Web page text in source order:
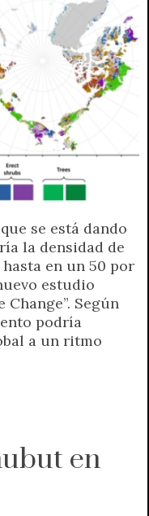
se está dando
la densidad de
en un 50 por
estudio
Según
podría
a un ritmo
en